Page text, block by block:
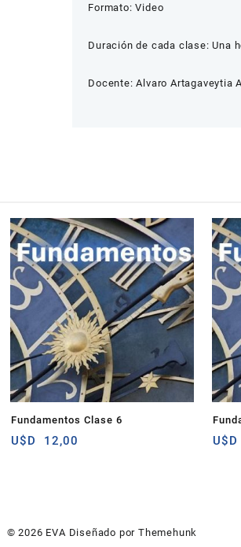
Formato: Video
Duración de cada clase: Una
Docente: Alvaro Artagaveytia
Fundamentos Clase 6
U$D 12,00 U$D
© 2026 EVA Diseñado por Themehunk